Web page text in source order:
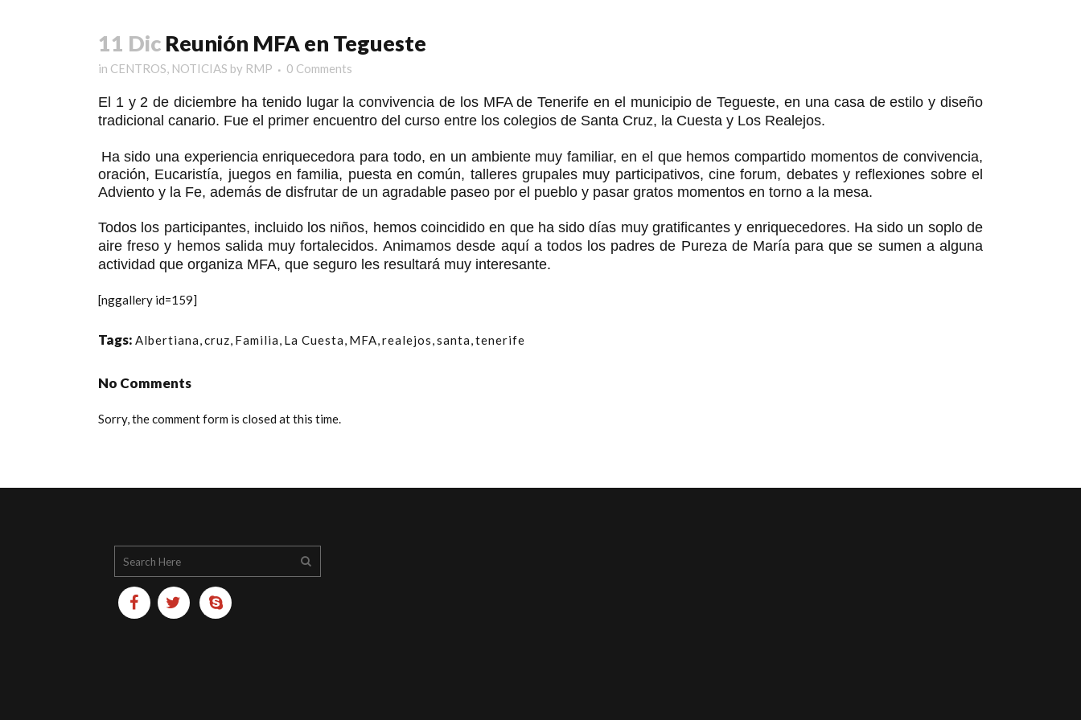
11 Dic Reunión MFA en Tegueste
in CENTROS, NOTICIAS by RMP 0 Comments
El 1 y 2 de diciembre ha tenido lugar la convivencia de los MFA de Tenerife en el municipio de Tegueste, en una casa de estilo y diseño
tradicional canario. Fue el primer encuentro del curso entre los colegios de Santa Cruz, la Cuesta y Los Realejos.
Ha sido una experiencia enriquecedora para todo, en un ambiente muy familiar, en el que hemos compartido momentos de convivencia,
oración, Eucaristía, juegos en familia, puesta en común, talleres grupales muy participativos, cine forum, debates y reflexiones sobre el
Adviento y la Fe, además de disfrutar de un agradable paseo por el pueblo y pasar gratos momentos en torno a la mesa.
Todos los participantes, incluido los niños, hemos coincidido en que ha sido días muy gratificantes y enriquecedores. Ha sido un soplo de
aire freso y hemos salida muy fortalecidos.Animamos desde aquí a todos los padres de Pureza de María para que se sumen a alguna
actividad que organiza MFA, que seguro les resultará muy interesante.
[nggallery id=159]
Tags: Albertiana,cruz, Familia, La Cuesta, MFA,realejos,santa,tenerife
No Comments
Sorry, the comment form is closed at this time.